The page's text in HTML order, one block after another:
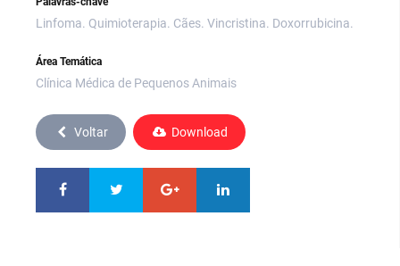
Linfoma. Quimioterapia. Cães. Vincristina. Doxorrubicina.
Área Temática
Clínica Médica de Pequenos Animais
Voltar Download